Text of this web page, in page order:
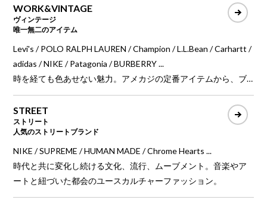
ョンを牽引する現代ファッションのハイエンドブランド。
WORK&VINTAGE
ヴィンテージ
唯一無二のアイテム
Levi's / POLO RALPH LAUREN / Champion / L.L.Bean / Carhartt /
adidas / NIKE / Patagonia / BURBERRY ...
時を経ても色あせない魅力。アメカジの定番アイテムから、ブ
ランドアーカイブ、ラグジュアリーブランドまで、唯一無二の
ヴィンテージアイテム。
STREET
ストリート
人気のストリートブランド
NIKE / SUPREME / HUMAN MADE / Chrome Hearts ...
時代と共に変化し続ける文化、流行、ムーブメント。音楽やア
ートと紐づいた都会のユースカルチャーファッション。